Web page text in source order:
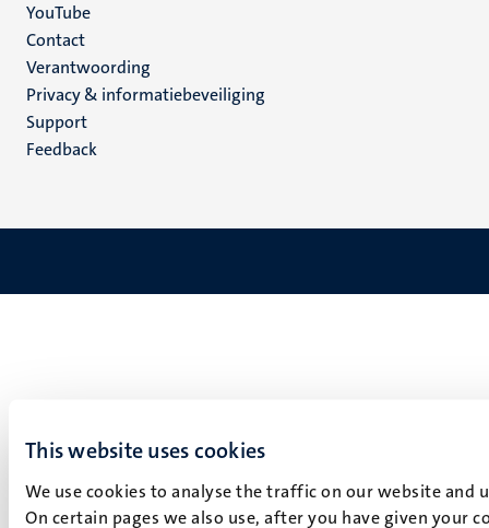
This website uses cookies
We use cookies to analyse the traffic on our website
On certain pages we also use, after you have given your
YouTube
Menu
footer
(NL)
Contact
Verantwoording
Privacy & informatiebeveiliging
Support
Feedback